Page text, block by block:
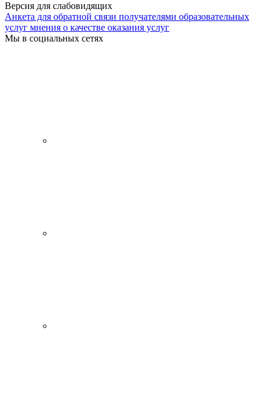
Версия для слабовидящих
Анкета для обратной связи получателями образовательных
услуг мнения о качестве оказания услуг
Мы в социальных сетях